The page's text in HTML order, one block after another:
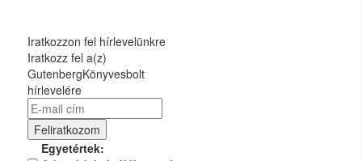
Iratkozzon fel hírlevelünkre
Iratkozz fel a(z)
GutenbergKönyvesbolt
hírlevelére
Egyetértek: